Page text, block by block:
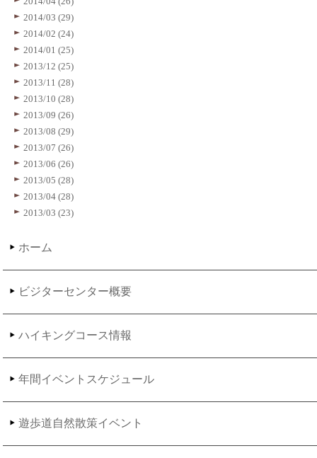
2014/03 (29)
2014/02 (24)
2014/01 (25)
2013/12 (25)
2013/11 (28)
2013/10 (28)
2013/09 (26)
2013/08 (29)
2013/07 (26)
2013/06 (26)
2013/05 (28)
2013/04 (28)
2013/03 (23)
ホーム
ビジターセンター概要
ハイキングコース情報
年間イベントスケジュール
遊歩道自然散策イベント